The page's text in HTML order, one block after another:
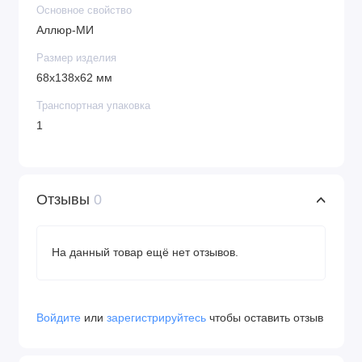
Упаковка:
транспортировки).
Назначение:для жилых и общественных
влагостойкость.
Основное свойство
Аллюр-МИ
Размер изделия
68х138х62 мм
Транспортная упаковка
1
Отзывы 0
На данный товар ещё нет отзывов.
Войдите или зарегистрируйтесь чтобы оставить отзыв